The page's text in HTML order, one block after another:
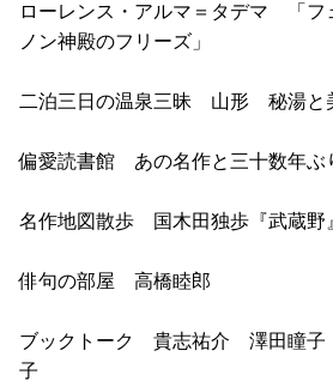
ローレンス・アルマ＝タデマ 「フ
ノン神殿のフリーズ」
二泊三日の温泉三昧 山形 秘湯と
偏愛読書館 あの名作と三十数年
名作地図散歩 国木田独歩『武蔵
俳句の部屋 高橋睦郎
ブックトーク 貴志祐介 澤田瞳
子